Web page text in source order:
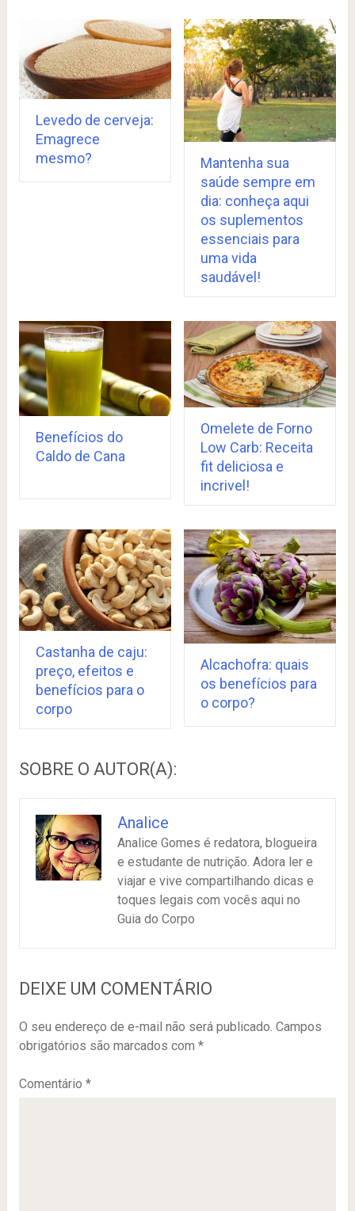
Levedo de cerveja:
Emagrece
mesmo?
Mantenha sua
saúde sempre em
dia: conheça aqui
os suplementos
essenciais para
uma vida
saudável!
Benefícios do
Caldo de Cana
Omelete de Forno
Low Carb: Receita
fit deliciosa e
incrivel!
Castanha de caju:
preço, efeitos e
benefícios para o
corpo
Alcachofra: quais
os benefícios para
o corpo?
SOBRE O AUTOR(A):
Analice
Analice Gomes é redatora, blogueira
e estudante de nutrição. Adora ler e
viajar e vive compartilhando dicas e
toques legais com vocês aqui no
Guia do Corpo
DEIXE UM COMENTÁRIO
O seu endereço de e-mail não será publicado. Campos
obrigatórios são marcados com *
Comentário *